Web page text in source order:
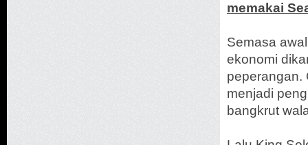
memakai
Semasa
ekonomi
peperangan.
menjadi
bangkrut